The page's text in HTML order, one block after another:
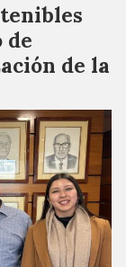
de
de la